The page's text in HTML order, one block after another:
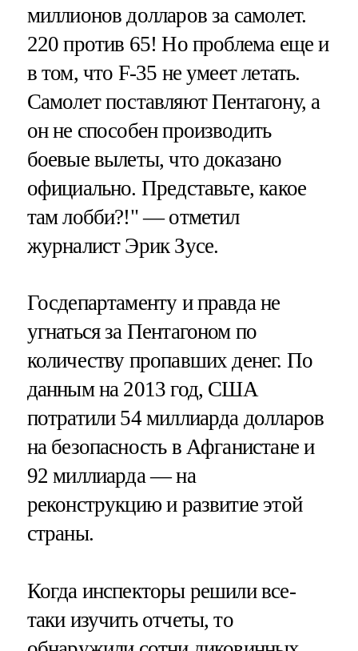
миллионов долларов за самолет.
220 против 65! Но проблема еще и
в том, что F-35 не умеет летать.
Самолет поставляют Пентагону, а
он не способен производить
боевые вылеты, что доказано
официально. Представьте, какое
там лобби?!" — отметил
журналист Эрик Зусе.
Госдепартаменту и правда не
угнаться за Пентагоном по
количеству пропавших денег. По
данным на 2013 год, США
потратили 54 миллиарда долларов
на безопасность в Афганистане и
92 миллиарда — на
реконструкцию и развитие этой
страны.
Когда инспекторы решили все-
таки изучить отчеты, то